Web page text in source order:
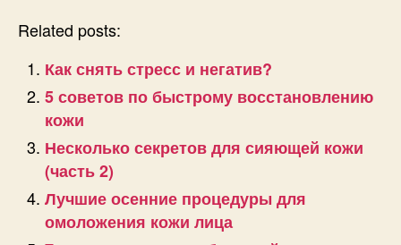
Related posts:
Как снять стресс и негатив?
5 советов по быстрому восстановлению
кожи
Несколько секретов для сияющей кожи
(часть 2)
Лучшие осенние процедуры для
омоложения кожи лица